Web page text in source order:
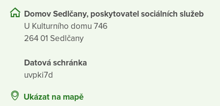
Domov Sedlčany, poskytovatel sociálních služeb
U Kulturního domu 746
264 01 Sedlčany
Datová schránka
uvpki7d
Ukázat na mapě